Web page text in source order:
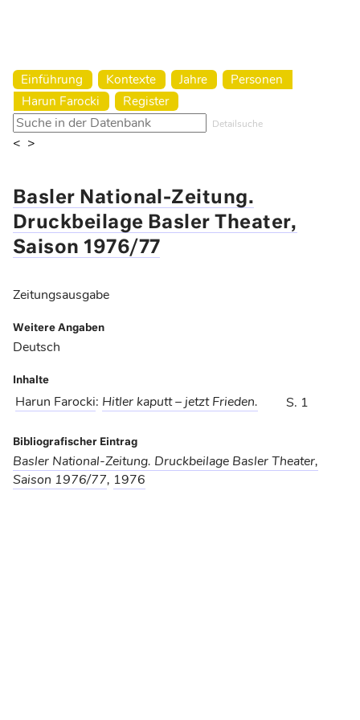
Einführung Kontexte Jahre
Personen
Harun Farocki
Register
Detailsuche
< >
Basler National-Zeitung.
Druckbeilage Basler Theater,
Saison 1976/77
Zeitungsausgabe
Weitere Angaben
Deutsch
Inhalte
Harun Farocki: Hitler kaputt – jetzt Frieden. S. 1
Bibliografischer Eintrag
Basler National-Zeitung. Druckbeilage Basler Theater,
Saison 1976/77, 1976